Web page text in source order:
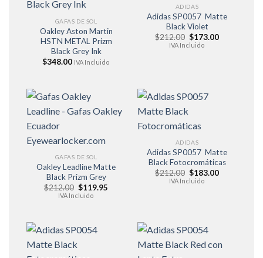
GAFAS DE SOL
Oakley Aston Martin
HSTN METAL Prizm
Black Grey Ink
$348.00 IVA Incluido
ADIDAS
Adidas SP0057 Matte
Black Violet
$212.00 El
precio
$173.00El
IVA Incluido
GAFAS DE SOL
Oakley Leadline Matte
Black Prizm Grey
$212.00 El
precio
$119.95
IVA Incluido
ADIDAS
Adidas SP0057 Matte
Black Fotocromáticas
$212.00 El
precio
$183.00El
IVA Incluido